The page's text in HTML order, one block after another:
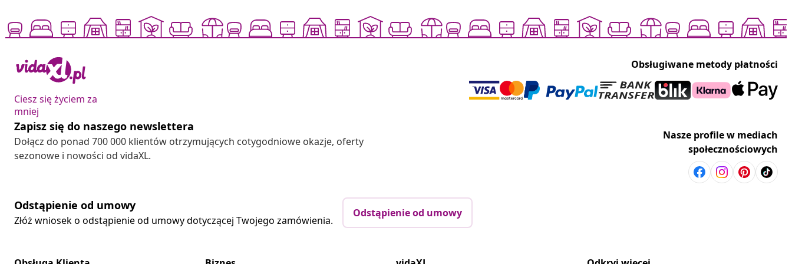
Ciesz się życiem za
mniej
Obsługiwane metody płatności
Zapisz się do naszego newslettera
Dołącz do ponad 700 000 klientów otrzymujących cotygodniowe okazje, oferty
sezonowe i nowości od vidaXL.
Nasze profile w mediach
społecznościowych
Odstąpienie od umowy
Złóż wniosek o odstąpienie od umowy dotyczącej Twojego zamówienia.
Odstąpienie od umowy